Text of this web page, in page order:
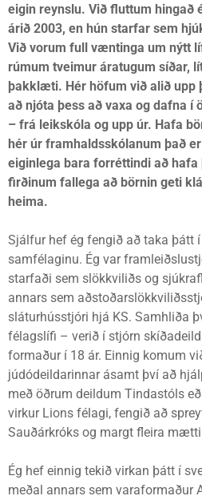
eigin reynslu. Við fluttum hingað
árið 2003, en hún starfar sem
Við vorum full væntinga um nýtt
rúmum tveimur áratugum síðar,
þakklæti. Hér höfum við alið upp
að njóta þess að vaxa og dafna í
– frá leikskóla og upp úr. Hafa
hér úr framhaldsskólanum það
eiginlega bara forréttindi að hafa
firðinum fallega að börnin geti
heima.
Sjálfur hef ég fengið að taka þátt
samfélaginu. Ég var
starfaði sem slökkviliðs og
annars sem
sláturhússtjóri hjá KS. Samhliða
félagslífi – verið í stjórn
formaður í 18 ár. Einnig komum
júdódeildarinnar ásamt því að
með öðrum deildum Tindastóls
virkur Lions félagi, fengið að
Sauðárkróks og margt fleira
Ég hef einnig tekið virkan þátt í
meðal annars sem varaformaður